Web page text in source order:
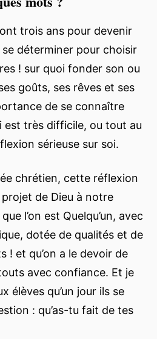
trois ans pour devenir
déterminer pour choisir
! sur quoi fonder son ou
goûts, ses rêves et ses
de se connaître
est très difficile, ou tout au
sérieuse sur soi.
chrétien, cette réflexion
de Dieu à notre
l’on est Quelqu’un, avec
dotée de qualités et de
! et qu’on a le devoir de
avec confiance. Et je
élèves qu’un jour ils se
: qu’as-tu fait de tes